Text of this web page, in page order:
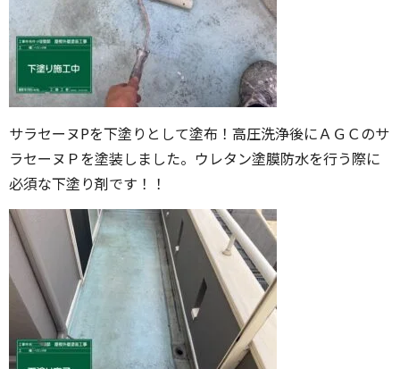
サラセーヌPを下塗りとして塗布！高圧洗浄後にＡＧＣのサ
ラセーヌＰを塗装しました。ウレタン塗膜防水を行う際に
必須な下塗り剤です！！